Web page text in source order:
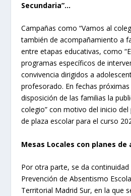
Secundaria”…
Campañas como “Vamos al
también de acompañamiento a
entre etapas educativas, como
programas específicos de
convivencia dirigidos a
profesorado. En fechas
disposición de las familias la
colegio” con motivo del inicio
de plaza escolar para el curso
Mesas Locales con planes de
Por otra parte, se da
Prevención de Absentismo
Territorial Madrid Sur, en la que